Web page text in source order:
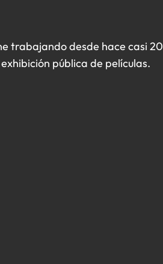
trabajando desde hace casi 20
pública de películas.